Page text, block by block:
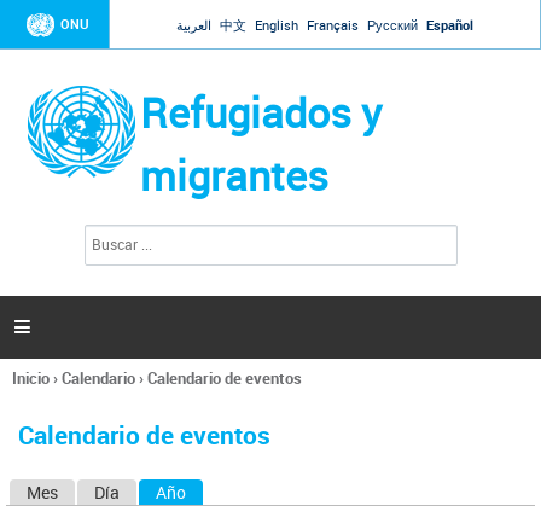
Jump to navigation
ONU العربية 中文 English Français Русский Español
Refugiados y
migrantes
l
s

Se
usted
Inicio›Calendario›Calendario de eventos
Calendario de eventos
Mes Día Año